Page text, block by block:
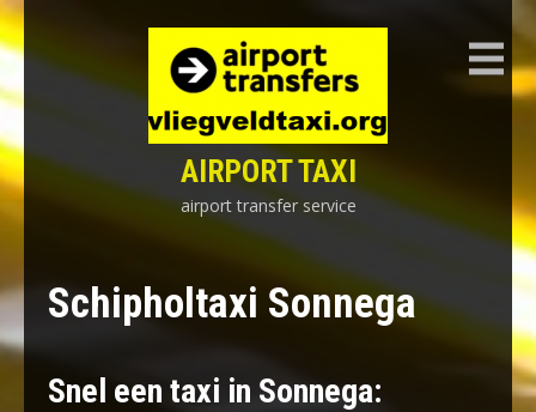
Skip
to
content
AIRPORT TAXI
airport transfer service
Schipholtaxi Sonnega
Snel een taxi in Sonnega: